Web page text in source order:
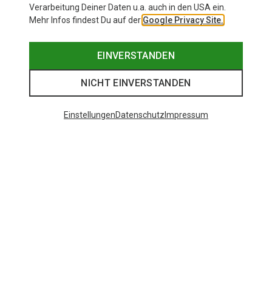
Verarbeitung Deiner Daten u.a. auch in den USA ein.
Mehr Infos findest Du auf der Google Privacy Site.
EINVERSTANDEN
NICHT EINVERSTANDEN
EinstellungenDatenschutz Impressum